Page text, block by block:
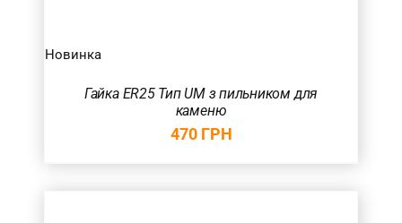
Новинка
Гайка ER25 Тип UM з пильником для
каменю
470 ГРН